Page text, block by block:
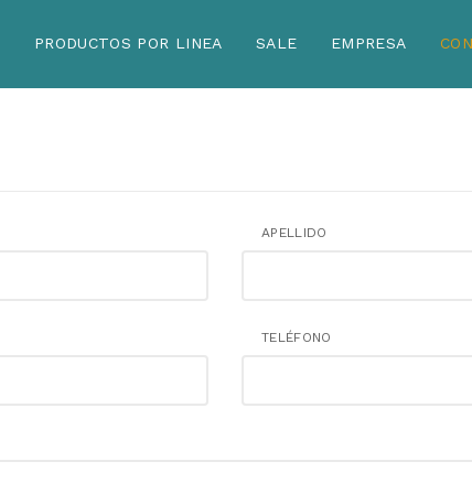
PRODUCTOS POR LINEA SALE EMPRESA
APELLIDO
TELÉFONO